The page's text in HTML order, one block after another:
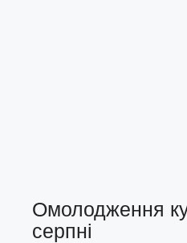
Омолодження
серпні